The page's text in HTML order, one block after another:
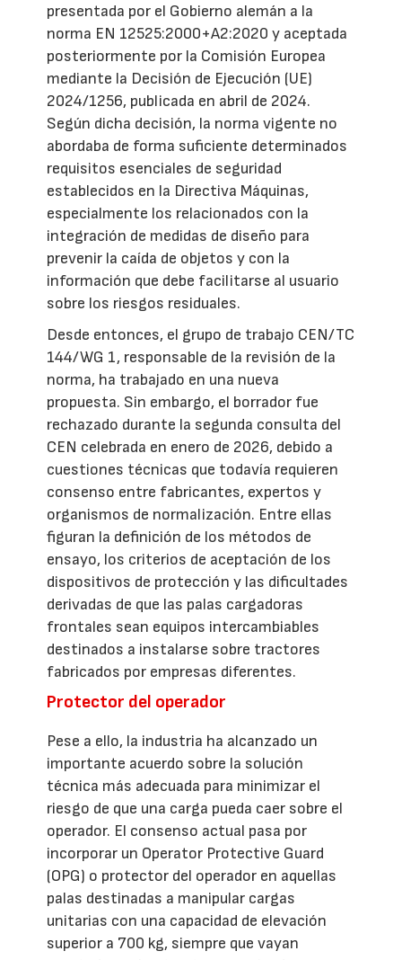
presentada por el Gobierno alemán a la
norma EN 12525:2000+A2:2020 y aceptada
posteriormente por la Comisión Europea
mediante la Decisión de Ejecución (UE)
2024/1256, publicada en abril de 2024.
Según dicha decisión, la norma vigente no
abordaba de forma suficiente determinados
requisitos esenciales de seguridad
establecidos en la Directiva Máquinas,
especialmente los relacionados con la
integración de medidas de diseño para
prevenir la caída de objetos y con la
información que debe facilitarse al usuario
sobre los riesgos residuales.
Desde entonces, el grupo de trabajo CEN/TC
144/WG 1, responsable de la revisión de la
norma, ha trabajado en una nueva
propuesta. Sin embargo, el borrador fue
rechazado durante la segunda consulta del
CEN celebrada en enero de 2026, debido a
cuestiones técnicas que todavía requieren
consenso entre fabricantes, expertos y
organismos de normalización. Entre ellas
figuran la definición de los métodos de
ensayo, los criterios de aceptación de los
dispositivos de protección y las dificultades
derivadas de que las palas cargadoras
frontales sean equipos intercambiables
destinados a instalarse sobre tractores
fabricados por empresas diferentes.
Protector del operador
Pese a ello, la industria ha alcanzado un
importante acuerdo sobre la solución
técnica más adecuada para minimizar el
riesgo de que una carga pueda caer sobre el
operador. El consenso actual pasa por
incorporar un Operator Protective Guard
(OPG) o protector del operador en aquellas
palas destinadas a manipular cargas
unitarias con una capacidad de elevación
superior a 700 kg, siempre que vayan